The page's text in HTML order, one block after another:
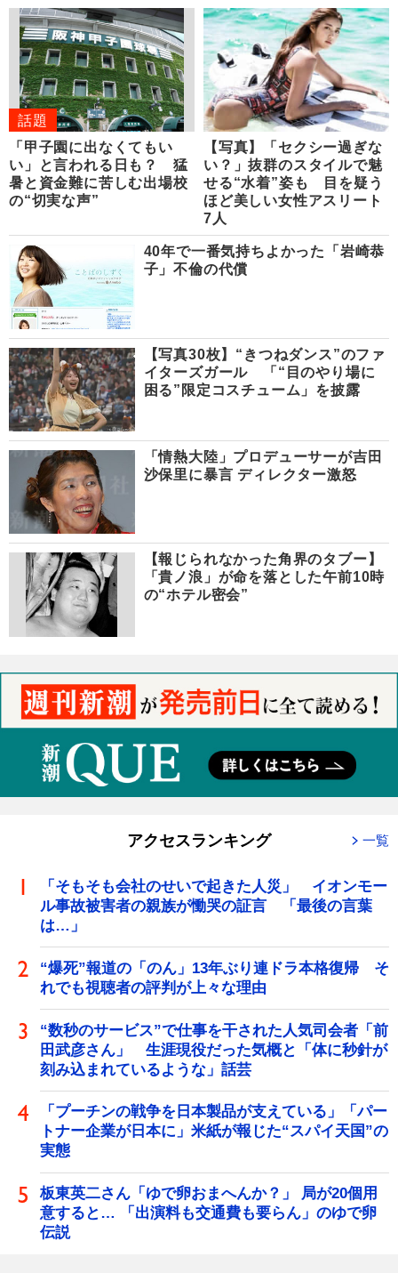
話題
「甲子園に出なくてもい
い」と言われる日も？ 猛
暑と資金難に苦しむ出場校
の“切実な声”
【写真】「セクシー過ぎな
い？」抜群のスタイルで魅
せる“水着”姿も 目を疑う
ほど美しい女性アスリート
7人
40年で一番気持ちよかった「岩崎恭
子」不倫の代償
【写真30枚】“きつねダンス”のファ
イターズガール 「“目のやり場に
困る”限定コスチューム」を披露
「情熱大陸」プロデューサーが吉田
沙保里に暴言 ディレクター激怒
【報じられなかった角界のタブー】
「貴ノ浪」が命を落とした午前10時
の“ホテル密会”
アクセスランキング 一覧
「そもそも会社のせいで起きた人災」 イオンモー
ル事故被害者の親族が慟哭の証言 「最後の言葉
は…」
“爆死”報道の「のん」13年ぶり連ドラ本格復帰 そ
れでも視聴者の評判が上々な理由
“数秒のサービス”で仕事を干された人気司会者「前
田武彦さん」 生涯現役だった気概と「体に秒針が
刻み込まれているような」話芸
「プーチンの戦争を日本製品が支えている」「パー
トナー企業が日本に」米紙が報じた“スパイ天国”の
実態
板東英二さん「ゆで卵おまへんか？」 局が20個用
意すると… 「出演料も交通費も要らん」のゆで卵
伝説